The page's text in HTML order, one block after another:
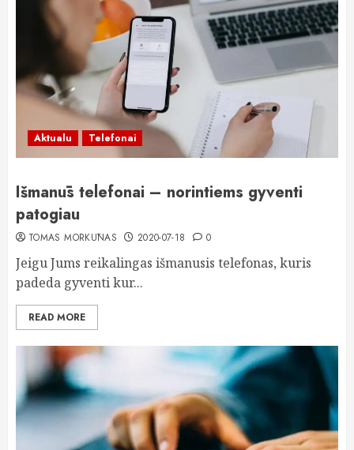
Aktualu Telefonai
Išmanūs telefonai – norintiems gyventi
patogiau
TOMAS MORKŪNAS 2020-07-18 0
Jeigu Jums reikalingas išmanusis telefonas, kuris
padeda gyventi kur...
READ MORE